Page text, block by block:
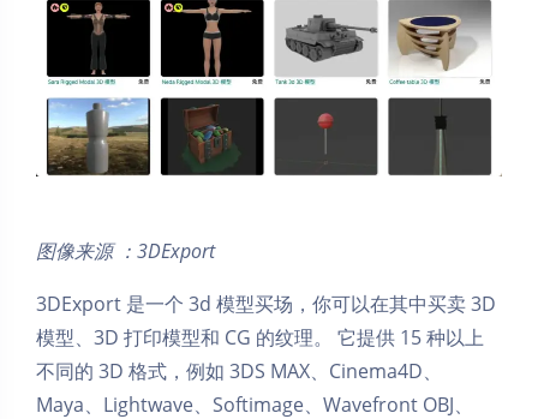
图像来源 ：3DExport
3DExport 是一个 3d 模型买场，你可以在其中买卖 3D
模型、3D 打印模型和 CG 的纹理。 它提供 15 种以上
不同的 3D 格式，例如 3DS MAX、Cinema4D、
Maya、Lightwave、Softimage、Wavefront OBJ、